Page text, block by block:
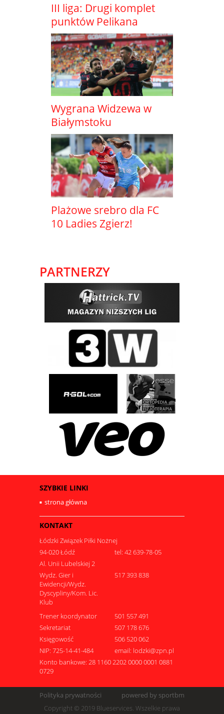
III liga: Drugi komplet
punktów Pelikana
Wygrana Widzewa w
Białymstoku
Plażowe srebro dla FC
10 Ladies Zgierz!
PARTNERZY
SZYBKIE LINKI
strona główna
KONTAKT
Łódzki Związek Piłki Nożnej
94-020 Łódź
tel: 42 639-78-05
Al. Unii Lubelskiej 2
Wydz. Gier i
Ewidencji/Wydz.
Dyscypliny/Kom. Lic.
Klub
517 393 838
Trener koordynator
501 557 491
Sekretariat
507 178 676
Księgowość
506 520 062
NIP: 725-14-41-484
email: lodzki@zpn.pl
Konto bankowe: 28 1160 2202 0000 0001 0881
0729
Polityka prywatności
powered by sportbm
Copyright © 2019 Blueservices. Wszelkie prawa